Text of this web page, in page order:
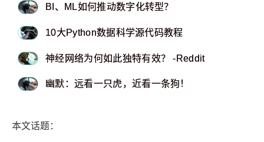
BI、ML如何推动数字化转型？
10大Python数据科学源代码教程
神经网络为何如此独特有效？ -Reddit
幽默：远看一只虎，近看一条狗！
本文话题：